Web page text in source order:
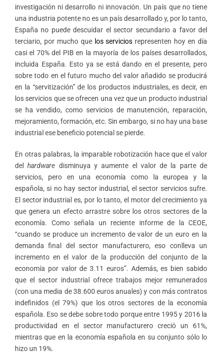
investigación ni desarrollo ni innovación. Un país que no tiene
una industria potente no es un país desarrollado y, por lo tanto,
España no puede descuidar el sector secundario a favor del
terciario, por mucho que los servicios representen hoy en día
casi el 70% del PIB en la mayoría de los países desarrollados,
incluida España. Esto ya se está dando en el presente, pero
sobre todo en el futuro mucho del valor añadido se producirá
en la “servitización” de los productos industriales, es decir, en
los servicios que se ofrecen una vez que un producto industrial
se ha vendido, como servicios de manutención, reparación,
mejoramiento, formación, etc. Sin embargo, si no hay una base
industrial ese beneficio potencial se pierde.
En otras palabras, la imparable robotización hace que el valor
delhardware disminuya y aumente el valor de la parte de
servicios, pero en una economía como la europea y la
española, si no hay sector industrial, el sector servicios sufre.
El sector industrial es, por lo tanto, el motor del crecimiento ya
que genera un efecto arrastre sobre los otros sectores de la
economía. Como señala un reciente informe de la CEOE,
“cuando se produce un incremento de valor de un euro en la
demanda final del sector manufacturero, eso conlleva un
incremento en el valor de la producción del conjunto de la
economía por valor de 3.11 euros”. Además, es bien sabido
que el sector industrial ofrece trabajos mejor remunerados
(con una media de 38.600 euros anuales) y con más contratos
indefinidos (el 79%) que los otros sectores de la economía
española. Eso se debe sobre todo porque entre 1995 y 2016 la
productividad en el sector manufacturero creció un 61%,
mientras que en la economía española en su conjunto sólo lo
hizo un 19%.